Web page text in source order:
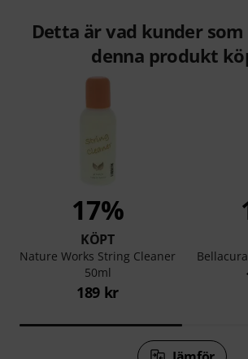
Detta är vad kunder
denna produkt
17%
KÖPT
Nature Works String Cleaner
50ml
189 kr